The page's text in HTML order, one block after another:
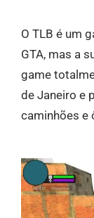
O TLB é um
GTA, mas a
game
de Janeiro e
caminhões e